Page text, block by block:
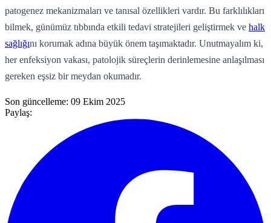
patogenez mekanizmaları ve tanısal özellikleri vardır. Bu farklılıkları
bilmek, günümüz tıbbında etkili tedavi stratejileri geliştirmek ve halk
sağlığını korumak adına büyük önem taşımaktadır. Unutmayalım ki,
her enfeksiyon vakası, patolojik süreçlerin derinlemesine anlaşılması
gereken eşsiz bir meydan okumadır.
Son güncelleme: 09 Ekim 2025
Paylaş: